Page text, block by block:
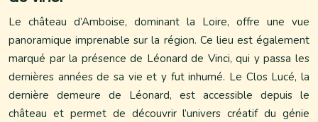
Le château d’Amboise, dominant la Loire, offre une vue
panoramique imprenable sur la région. Ce lieu est également
marqué par la présence de Léonard de Vinci, qui y passa les
dernières années de sa vie et y fut inhumé. Le Clos Lucé, la
dernière demeure de Léonard, est accessible depuis le
château et permet de découvrir l’univers créatif du génie